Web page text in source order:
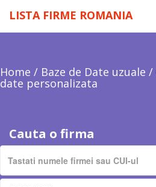
LISTA FIRME ROMANIA
Home / Baze de Date uzuale /
date personalizata
Cauta o firma